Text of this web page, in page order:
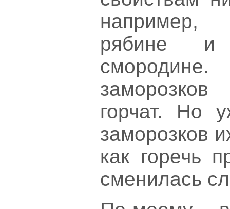
рябине
горчат. Но
заморозков
как горечь
сменилась